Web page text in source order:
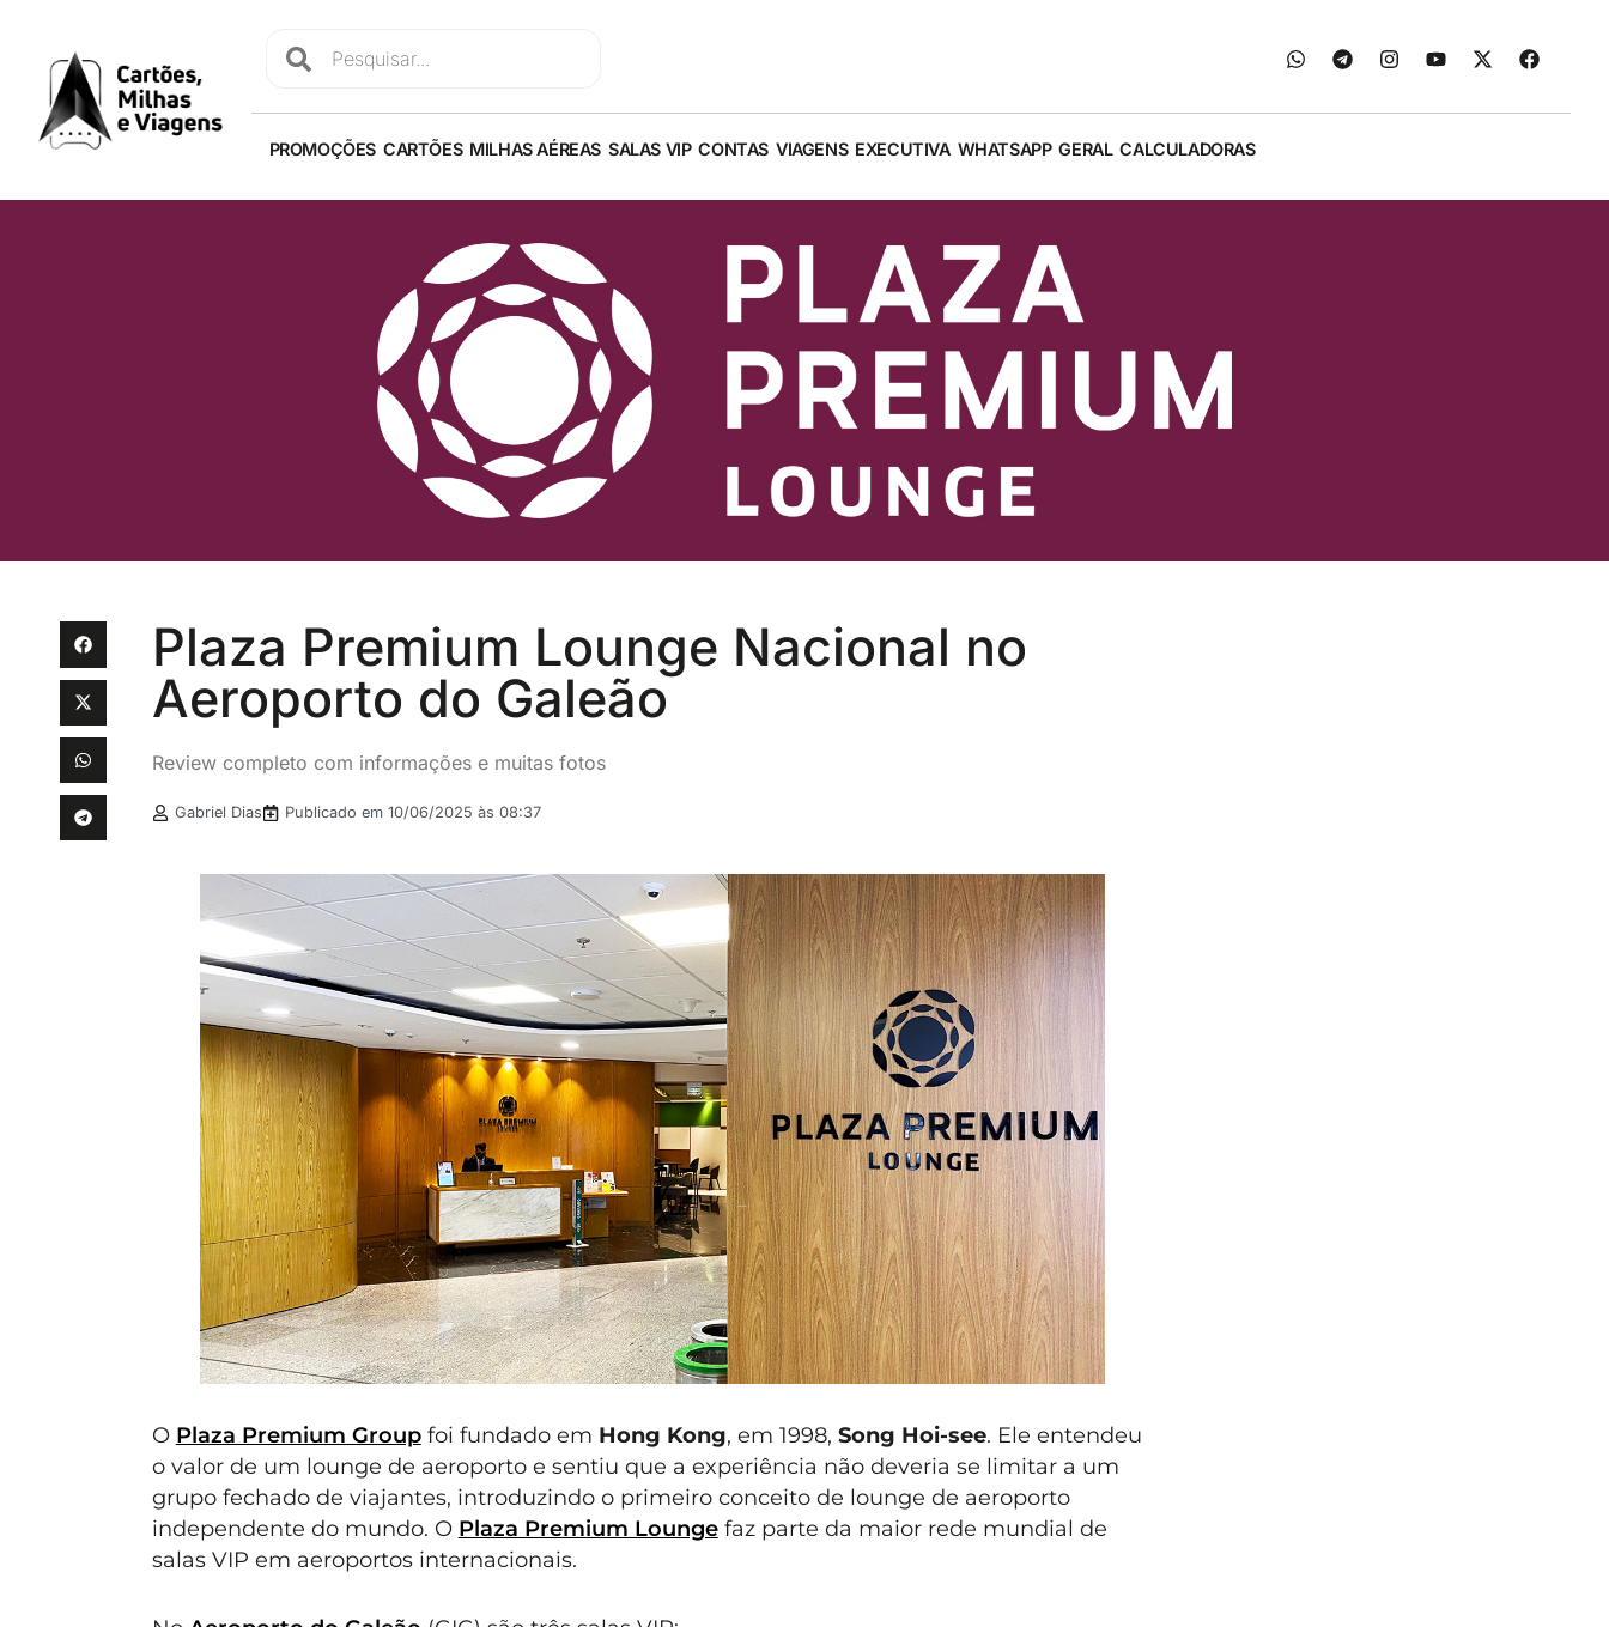
PROMOÇÕES CARTÕES MILHAS AÉREAS SALAS VIP CONTAS VIAGENS EXECUTIVA WHATSAPP GERAL CALCULADORAS
Plaza Premium Lounge Nacional no
Aeroporto do Galeão
Review completo com informações e muitas fotos
Gabriel Dias Publicado em 10/06/2025 às 08:37
O Plaza Premium Groupfoi fundado em Hong Kong, em 1998, Song Hoi-see. Ele entendeu
o valor de um lounge de aeroporto e sentiu que a experiência não deveria se limitar a um
grupo fechado de viajantes, introduzindo o primeiro conceito de lounge de aeroporto
independente do mundo. O Plaza Premium Loungefaz parte da maior rede mundial de
salas VIP em aeroportos internacionais.